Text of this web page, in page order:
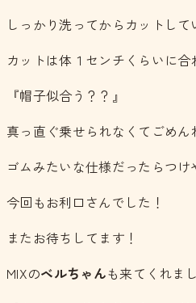
しっかり洗ってからカットして
カットは体１センチくらいに合
『帽子似合う？？』
真っ直ぐ乗せられなくてごめん
ゴムみたいな仕様だったらつけ
今回もお利口さんでした！
またお待ちしてます！
MIXのベルちゃんも来てくれま